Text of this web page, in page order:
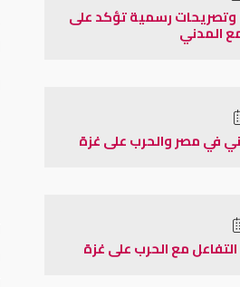
وتصريحات رسمية تؤكد على
المدني
في مصر والحرب على غزة
مع الحرب على غزة